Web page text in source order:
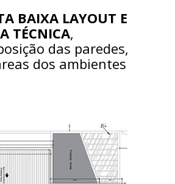
BAIXA LAYOUT E
TÉCNICA,
das paredes,
dos ambientes